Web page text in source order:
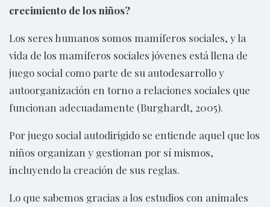
crecimiento de los niños?
Los seres humanos somos mamíferos sociales, y la
vida de los mamíferos sociales jóvenes está llena de
juego social como parte de su autodesarrollo y
autoorganización en torno a relaciones sociales que
funcionan adecuadamente (Burghardt, 2005).
Por juego social autodirigido se entiende aquel que los
niños organizan y gestionan por sí mismos,
incluyendo la creación de sus reglas.
Lo que sabemos gracias a los estudios con animales